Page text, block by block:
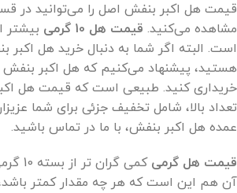
قیمت هل اکبر بنفش اصل را می‌توانید در
مشاهده می‌کنید. قیمت هل 10 گرمی
است. البته اگر شما به دنبال خرید هل اکبر
هستید، پیشنهاد می‌کنیم که هل اکبر
تعداد بالا، شامل تخفیف جزئی برای شما
عمده هل اکبر بنفش، با ما در تماس باشید.
قیمت هل گرمی
کمی
آن هم این است که هر چه مقدار کمتر